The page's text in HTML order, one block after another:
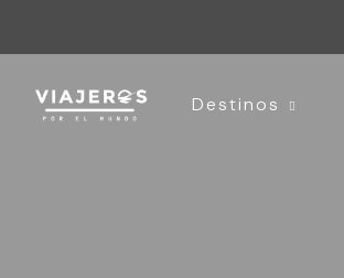
Destinos